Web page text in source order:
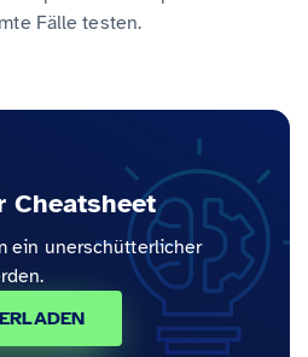
Fälle testen.
Cheatsheet
ein unerschütterlicher